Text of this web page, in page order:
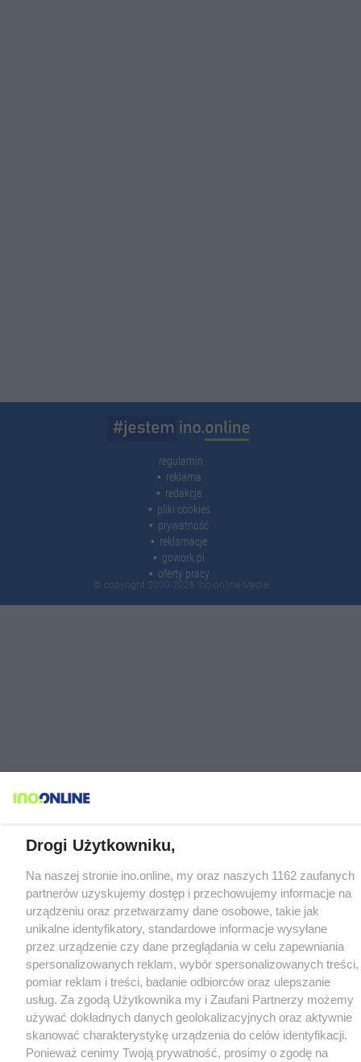
regulamin
reklama
redakcja
pliki cookies
prywatność
reklamacje
gowork.pl
oferty pracy
© copyright 2000-2026 Ino-online Media
Drogi Użytkowniku,
Na naszej stronie ino.online, my oraz naszych 1162 zaufanych
partnerów uzyskujemy dostęp i przechowujemy informacje na
urządzeniu oraz przetwarzamy dane osobowe, takie jak
unikalne identyfikatory, standardowe informacje wysyłane
przez urządzenie czy dane przeglądania w celu zapewniania
spersonalizowanych reklam, wybór spersonalizowanych treści,
pomiar reklam i treści, badanie odbiorców oraz ulepszanie
usług. Za zgodą Użytkownika my i Zaufani Partnerzy możemy
używać dokładnych danych geolokalizacyjnych oraz aktywnie
skanować charakterystykę urządzenia do celów identyfikacji.
Ponieważ cenimy Twoją prywatność, prosimy o zgodę na